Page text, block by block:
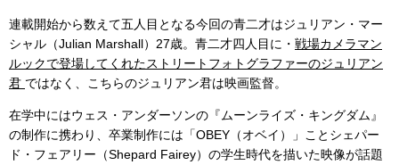
連載開始から数えて五人目となる今回の青二才はジュリアン・マー
シャル（Julian Marshall）27歳。青二才四人目に・ 戦場カメラマン
ルックで登場してくれたストリートフォトグラファーのジュリアン
君 ではなく、こちらのジュリアン君は映画監督。
在学中にはウェス・アンダーソンの『ムーンライズ・キングダム』
の制作に携わり、卒業制作には「OBEY（オベイ）」ことシェパー
ド・フェアリー（Shepard Fairey）の学生時代を描いた映像が話題